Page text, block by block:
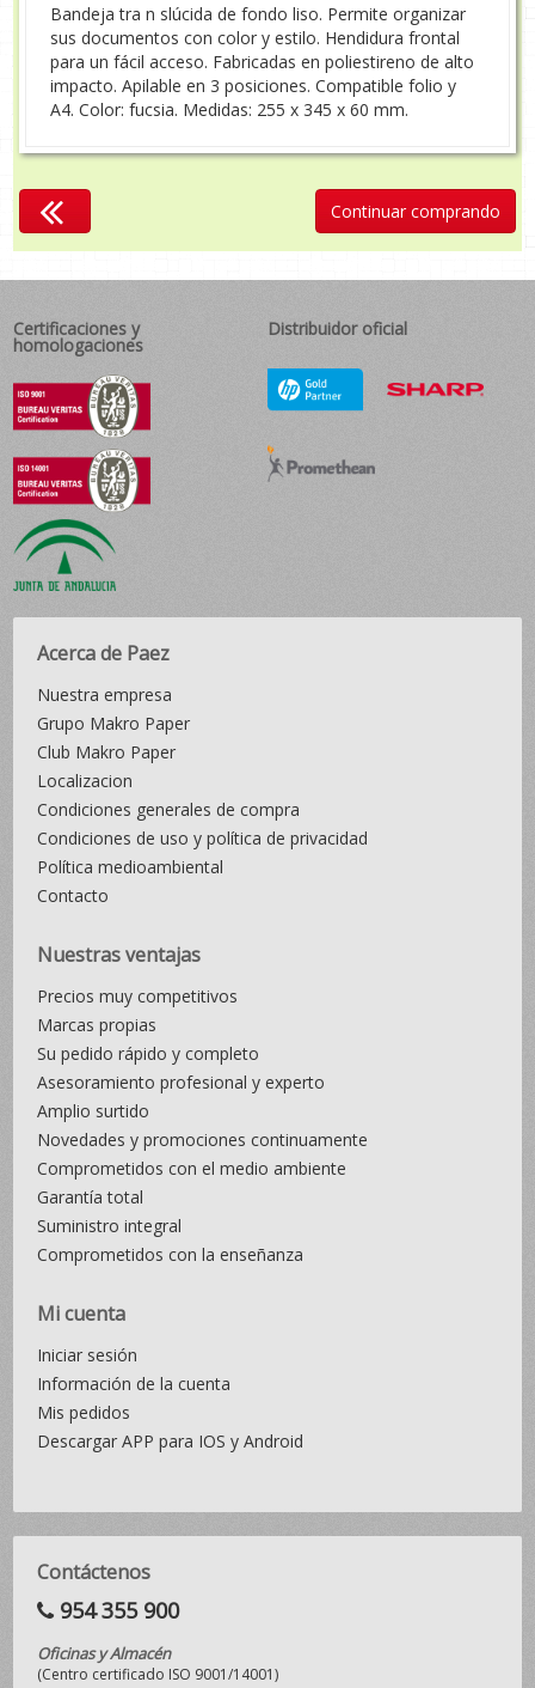
Bandeja tra n slúcida de fondo liso. Permite organizar
sus documentos con color y estilo. Hendidura frontal
para un fácil acceso. Fabricadas en poliestireno de alto
impacto. Apilable en 3 posiciones. Compatible folio y
A4. Color: fucsia. Medidas: 255 x 345 x 60 mm.
Continuar comprando
Certificaciones y
homologaciones
Distribuidor oficial
Acerca de Paez
Nuestra empresa
Grupo Makro Paper
Club Makro Paper
Localizacion
Condiciones generales de compra
Condiciones de uso y política de privacidad
Política medioambiental
Contacto
Nuestras ventajas
Precios muy competitivos
Marcas propias
Su pedido rápido y completo
Asesoramiento profesional y experto
Amplio surtido
Novedades y promociones continuamente
Comprometidos con el medio ambiente
Garantía total
Suministro integral
Comprometidos con la enseñanza
Mi cuenta
Iniciar sesión
Información de la cuenta
Mis pedidos
Descargar APP para IOS y Android
Contáctenos
954 355 900
Oficinas y Almacén
(Centro certificado ISO 9001/14001)